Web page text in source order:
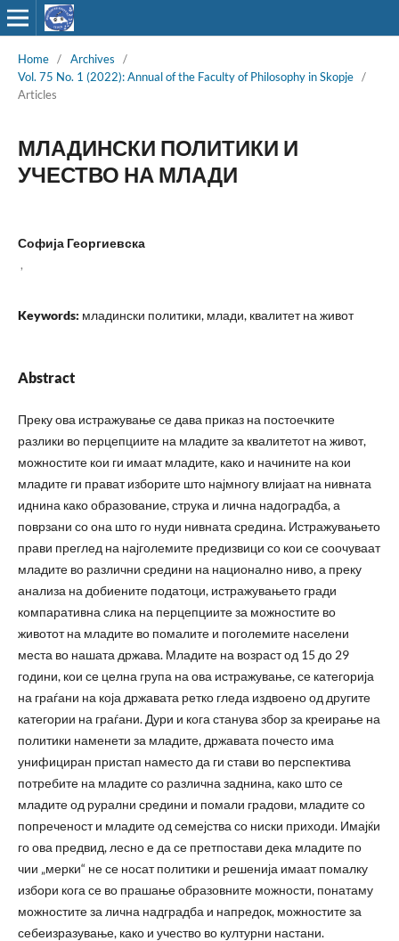
Home / Archives
/
Vol. 75 No. 1 (2022): Annual of the Faculty of Philosophy in Skopje /
Articles
МЛАДИНСКИ ПОЛИТИКИ И
УЧЕСТВО НА МЛАДИ
Софија Георгиевска
,
Keywords: младински политики, млади, квалитет на живот
Abstract
Преку ова истражување се дава приказ на постоечките
разлики во перцепциите на младите за квалитетот на живот,
можностите кои ги имаат младите, како и начините на кои
младите ги прават изборите што најмногу влијаат на нивната
иднина како образование, струка и лична надоградба, а
поврзани со она што го нуди нивната средина. Истражувањето
прави преглед на најголемите предизвици со кои се соочуваат
младите во различни средини на национално ниво, а преку
анализа на добиените податоци, истражувањето гради
компаративна слика на перцепциите за можностите во
животот на младите во помалите и поголемите населени
места во нашата држава. Младите на возраст од 15 до 29
години, кои се целна група на ова истражување, се категорија
на граѓани на која државата ретко гледа издвоено од другите
категории на граѓани. Дури и кога станува збор за креирање на
политики наменети за младите, државата почесто има
унифициран пристап наместо да ги стави во перспектива
потребите на младите со различна заднина, како што се
младите од рурални средини и помали градови, младите со
попреченост и младите од семејства со ниски приходи. Имајќи
го ова предвид, лесно е да се претпостави дека младите по
чии „мерки“ не се носат политики и решенија имаат помалку
избори кога се во прашање образовните можности, понатаму
можностите за лична надградба и напредок, можностите за
себеизразување, како и учество во културни настани.